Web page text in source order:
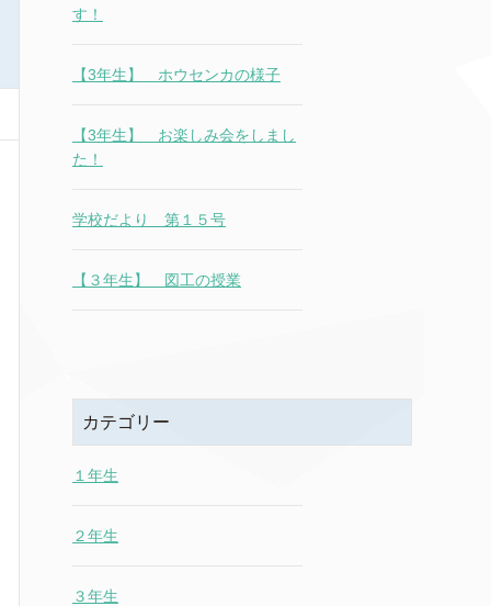
す！
【3年生】 ホウセンカの様子
【3年生】 お楽しみ会をしまし
た！
学校だより 第１５号
【３年生】 図工の授業
カテゴリー
１年生
２年生
３年生